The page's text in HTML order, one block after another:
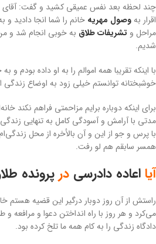
چند لحظه بعد نفس عمیقی کشید و گفت: آقای
اقرار بهوصول مهریه خانم را شما انجا
مراحل و تشریفات طلاق به خوبی انجام شد و
شدیم.
با اینکه تقریبا همه اموالم را به او داده بودم
خوشبختانه توانستم خیلی زود به اوضاع
برای اینکه دوباره برایم مزاحمتی فراهم نکند
مدتی با آرامش و آسودگی کامل به تنهایی
با پرس و جو از این و آن بالأخره از محل
همسر سابقم هم لو رفت.
آیا اعاده دادرسی در پرونده
راستش از آن روز دوبار درگیر این قضیه هستم
می‌کرد و هر روز با راه انداختن دعوا و مرافعه
دادگاه زندگی را به کام همه ما تلخ کرده بود.